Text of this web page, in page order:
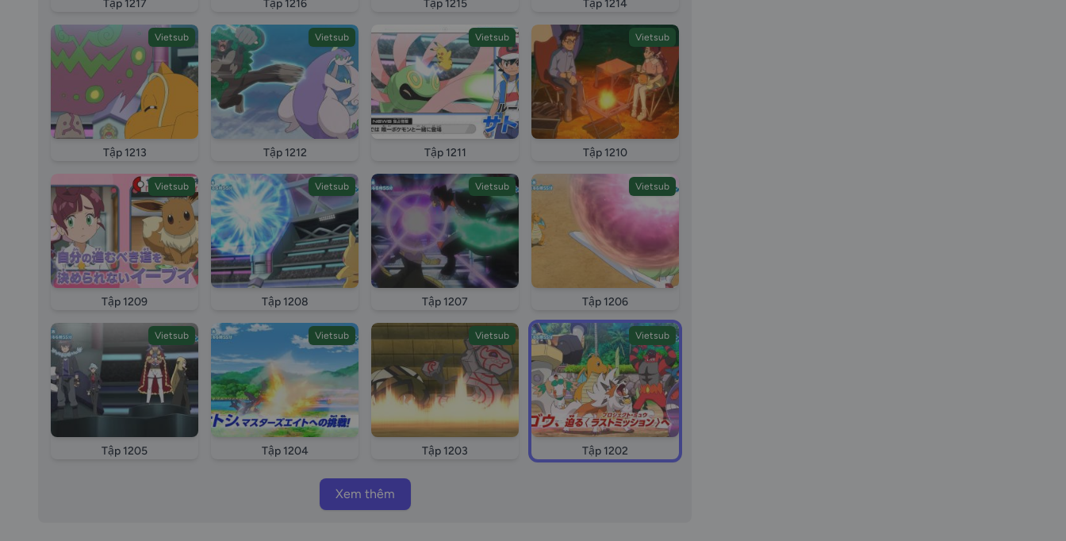
Tập 1217 Tập 1216 Tập 1215 Tập 1214
Vietsub
Tập 1213
Vietsub
Tập 1212
Vietsub
Tập 1211
Vietsub
Tập 1210
Vietsub
Tập 1209
Vietsub
Tập 1208
Vietsub
Tập 1207
Vietsub
Tập 1206
Vietsub
Tập 1205
Vietsub
Tập 1204
Vietsub
Tập 1203
Vietsub
Tập 1202
Xem thêm